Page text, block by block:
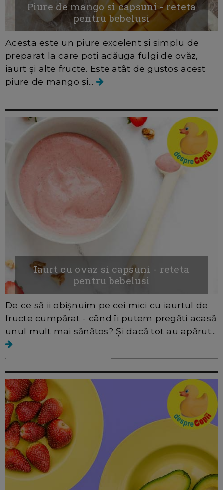
Piure de mango si capsuni - reteta
pentru bebelusi
Acesta este un piure excelent și simplu de
preparat la care poți adăuga fulgi de ovăz,
iaurt și alte fructe. Este atât de gustos acest
piure de mango și...
Iaurt cu ovaz si capsuni - reteta
pentru bebelusi
De ce să ii obișnuim pe cei mici cu iaurtul de
fructe cumpărat - când îi putem pregăti acasă
unul mult mai sănătos? Și dacă tot au apărut...